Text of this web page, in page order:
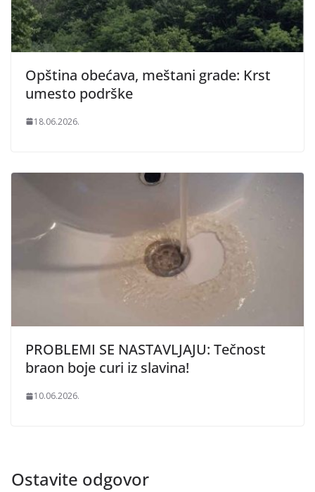
Opština obećava, meštani grade: Krst
umesto podrške
18.06.2026.
PROBLEMI SE NASTAVLJAJU: Tečnost
braon boje curi iz slavina!
10.06.2026.
Ostavite odgovor